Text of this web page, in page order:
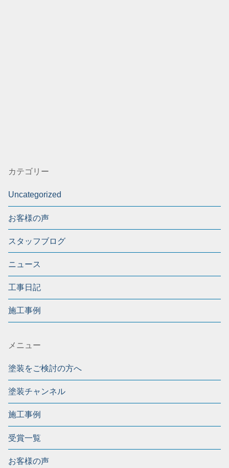
カテゴリー
Uncategorized
お客様の声
スタッフブログ
ニュース
工事日記
施工事例
メニュー
塗装をご検討の方へ
塗装チャンネル
施工事例
受賞一覧
お客様の声